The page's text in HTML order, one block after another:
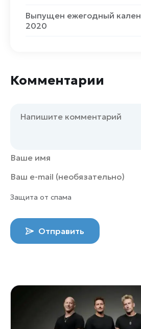
Выпущен ежегодный
2020
Комментарии
Защита от спама
Отправить